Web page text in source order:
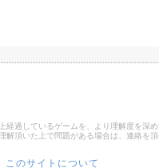
過しているゲームを、より理解度を深
頂いた上で問題がある場合は、連絡を
このサイトについて